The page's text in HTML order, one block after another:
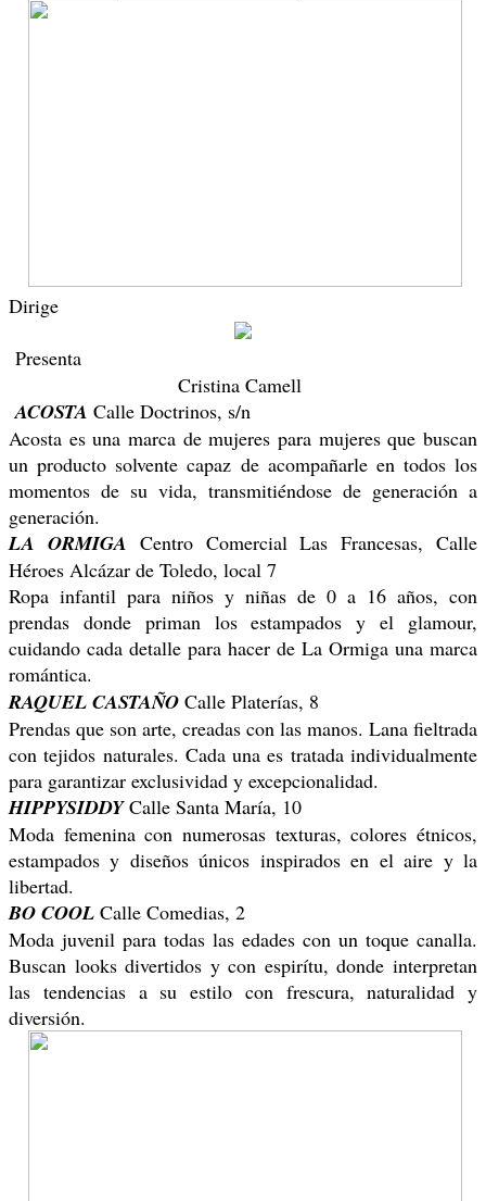
Dirige
Presenta
Cristina Camell
ACOSTA Calle Doctrinos, s/n
Acosta es una marca de mujeres para mujeres que buscan
un producto solvente capaz de acompañarle en todos los
momentos de su vida, transmitiéndose de generación a
generación.
LA ORMIGA Centro Comercial Las Francesas, Calle
Héroes Alcázar de Toledo, local 7
Ropa infantil para niños y niñas de 0 a 16 años, con
prendas donde priman los estampados y el glamour,
cuidando cada detalle para hacer de La Ormiga una marca
romántica.
RAQUEL CASTAÑO Calle Platerías, 8
Prendas que son arte, creadas con las manos. Lana fieltrada
con tejidos naturales. Cada una es tratada individualmente
para garantizar exclusividad y excepcionalidad.
HIPPYSIDDYCalle Santa María, 10
Moda femenina con numerosas texturas, colores étnicos,
estampados y diseños únicos inspirados en el aire y la
libertad.
BO COOL Calle Comedias, 2
Moda juvenil para todas las edades con un toque canalla.
Buscan looks divertidos y con espirítu, donde interpretan
las tendencias a su estilo con frescura, naturalidad y
diversión.